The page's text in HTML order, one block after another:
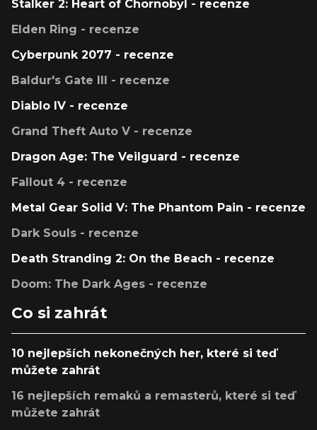
Stalker 2: Heart of Chornobyl - recenze
Elden Ring - recenze
Cyberpunk 2077 - recenze
Baldur's Gate III - recenze
Diablo IV - recenze
Grand Theft Auto V - recenze
Dragon Age: The Veilguard - recenze
Fallout 4 - recenze
Metal Gear Solid V: The Phantom Pain - recenze
Dark Souls - recenze
Death Stranding 2: On the Beach - recenze
Doom: The Dark Ages - recenze
Co si zahrát
10 nejlepších nekonečných her, které si teď
můžete zahrát
16 nejlepších remaků a remasterů, které si teď
můžete zahrát